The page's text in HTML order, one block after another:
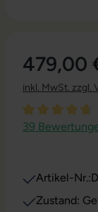
479,00
inkl. MwSt. zzgl.
39
Artikel-Nr.:
Zustand: